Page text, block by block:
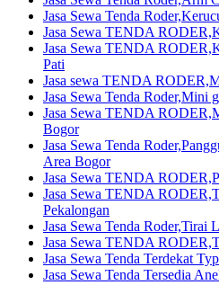
Jasa Sewa Tenda
Jasa Sewa TENDA
Jasa Sewa TENDA
Pati
Jasa sewa TENDA
Jasa Sewa Tenda Roder,Mini
Jasa Sewa TENDA
Bogor
Jasa Sewa Tenda
Area Bogor
Jasa Sewa TENDA
Jasa Sewa TENDA
Pekalongan
Jasa Sewa Tenda Roder,Tirai
Jasa Sewa TENDA
Jasa Sewa Tenda Terdekat
Jasa Sewa Tenda Tersedia